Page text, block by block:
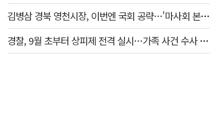
김병삼 경북 영천시장, 이번엔 국회 공략…'마사회 본사 이전·광역교통망 확충' 요청
경찰, 9월 초부터 상피제 전격 실시…가족 사건 수사 못해